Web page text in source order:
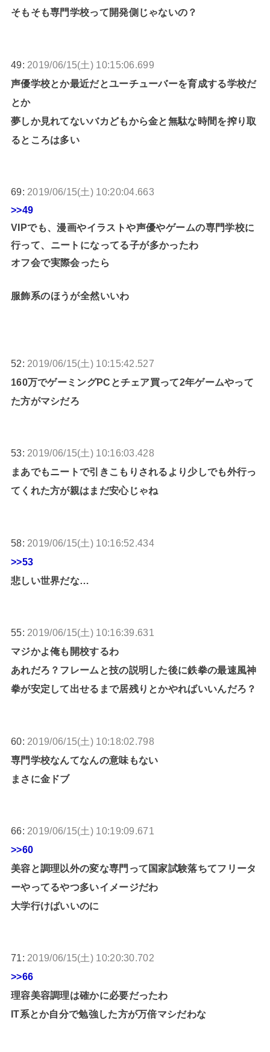
そもそも専門学校って開発側じゃないの？
49: 2019/06/15(土) 10:15:06.699
声優学校とか最近だとユーチューバーを育成する学校だ
とか
夢しか見れてないバカどもから金と無駄な時間を搾り取
るところは多い
69: 2019/06/15(土) 10:20:04.663
>>49
VIPでも、漫画やイラストや声優やゲームの専門学校に
行って、ニートになってる子が多かったわ
オフ会で実際会ったら
服飾系のほうが全然いいわ
52: 2019/06/15(土) 10:15:42.527
160万でゲーミングPCとチェア買って2年ゲームやって
た方がマシだろ
53: 2019/06/15(土) 10:16:03.428
まあでもニートで引きこもりされるより少しでも外行っ
てくれた方が親はまだ安心じゃね
58: 2019/06/15(土) 10:16:52.434
>>53
悲しい世界だな…
55: 2019/06/15(土) 10:16:39.631
マジかよ俺も開校するわ
あれだろ？フレームと技の説明した後に鉄拳の最速風神
拳が安定して出せるまで居残りとかやればいいんだろ？
60: 2019/06/15(土) 10:18:02.798
専門学校なんてなんの意味もない
まさに金ドブ
66: 2019/06/15(土) 10:19:09.671
>>60
美容と調理以外の変な専門って国家試験落ちてフリータ
ーやってるやつ多いイメージだわ
大学行けばいいのに
71: 2019/06/15(土) 10:20:30.702
>>66
理容美容調理は確かに必要だったわ
IT系とか自分で勉強した方が万倍マシだわな